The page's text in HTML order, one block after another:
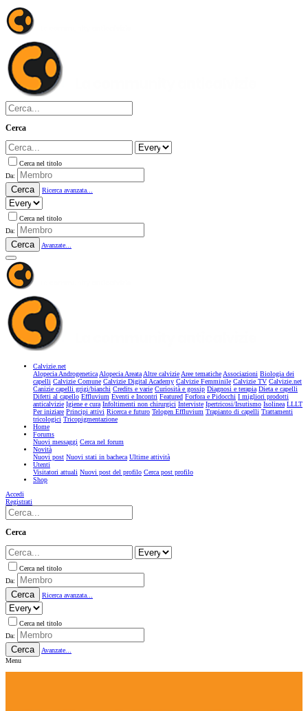
Cerca
Cerca nel titolo
Da:
Cerca Ricerca avanzata...
Cerca nel titolo
Da:
Cerca Avanzate...
Calvizie.net
Alopecia AndrogeneticaAlopecia AreataAltre calvizieAree tematicheAssociazioni Biologia dei
capelli Calvizie Comune Calvizie Digital Academy Calvizie Femminile Calvizie TV Calvizie.net
Canizie capelli grigi/bianchi Credits e varie Curiosità e gossip Diagnosi e terapia Dieta e capelli
Difetti al capello Effluvium Eventi e Incontri Featured Forfora e Pidocchi I migliori prodotti
anticalvizie Igiene e cura Infoltimenti non chirurgici Interviste Ipertricosi/Irsutismo Isolinea LLLT
Per iniziare Principi attivi Ricerca e futuro Telogen Effluvium Trapianto di capelli Trattamenti
tricologici Tricopigmentazione
Home
Forums
Nuovi messaggi Cerca nel forum
Novità
Nuovi post Nuovi stati in bacheca Ultime attività
Utenti
Visitatori attuali Nuovi post del profilo Cerca post profilo
Shop
Accedi
Registrati
Cerca
Cerca nel titolo
Da:
Cerca Ricerca avanzata...
Cerca nel titolo
Da:
Cerca
Avanzate...
Menu